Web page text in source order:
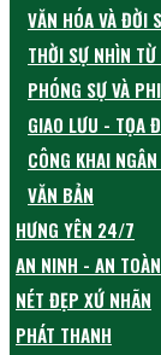
VĂN HÓA VÀ ĐỜI
THỜI SỰ NHÌN
PHÓNG SỰ VÀ
GIAO LƯU - TỌA
CÔNG KHAI
VĂN BẢN
HƯNG YÊN 24/7
AN NINH - AN TOÀN
NÉT ĐẸP XỨ NHÃN
PHÁT THANH